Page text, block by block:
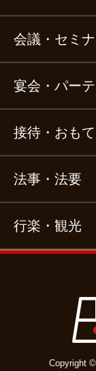
会議・セミ
宴会・パー
接待・おも
法事・法要
行楽・観光
Copyright